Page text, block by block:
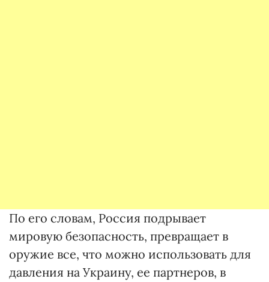
По его словам, Россия подрывает
мировую безопасность, превращает в
оружие все, что можно использовать для
давления на Украину, ее партнеров, в